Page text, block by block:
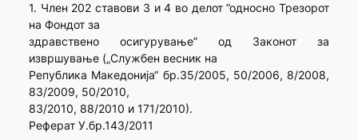
1. Член 202 ставови 3 и 4 во делот ”односно Трезорот
на Фондот за
здравствено осигурување” од Законот за
извршување („Службен весник на
Република Македонија“ бр.35/2005, 50/2006, 8/2008,
83/2009, 50/2010,
83/2010, 88/2010 и 171/2010).
Реферат У.бр.143/2011